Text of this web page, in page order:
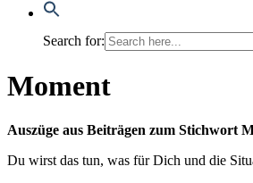
Search for:
Moment
Aus­zü­ge aus Bei­trä­gen zum Stich­wort
Du wirst das tun, was für Dich und die